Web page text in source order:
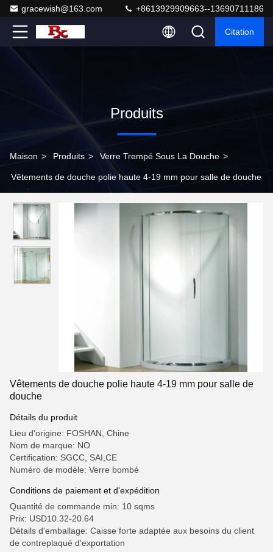
gracewish@163.com +8613929909663--13690711186
Citation
Produits
Maison > Produits > Verre Trempé Sous La Douche >
Vêtements de douche polie haute 4-19 mm pour salle de douche
Vêtements de douche polie haute 4-19 mm pour salle de
douche
Détails du produit
Lieu d'origine: FOSHAN, Chine
Nom de marque: NO
Certification: SGCC, SAI,CE
Numéro de modèle: Verre bombé
Conditions de paiement et d'expédition
Quantité de commande min: 10 sqms
Prix: USD10.32-20.64
Détails d'emballage: Caisse forte adaptée aux besoins du client
de contreplaqué d'exportation